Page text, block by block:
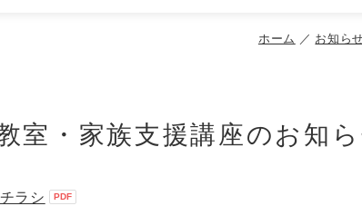
ホーム お知ら
室・家族支援講座のお知
ラシ